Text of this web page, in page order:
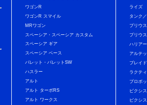
ワゴンR
ワゴンR スマイル
MRワゴン
スペーシア・スペーシア カスタム
スペーシア ギア
スペーシア ベース
パレット・パレットSW
ハスラー
アルト
アルト ターボRS
アルト ワークス
ライズ
タンク
プリウス
プリウ
ハリアー
アルテ
ブレイド
ラクテ
プロボ
ピクシ
ピクシ